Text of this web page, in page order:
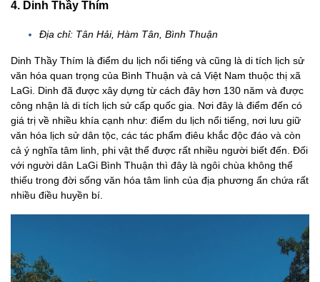
4. Dinh Thầy Thím
Địa chỉ: Tân Hải, Hàm Tân, Bình Thuận
Dinh Thầy Thím là điểm du lịch nổi tiếng và cũng là di tích lịch sử
văn hóa quan trọng của Bình Thuận và cả Việt Nam thuộc thị xã
LaGi. Dinh đã được xây dựng từ cách đây hơn 130 năm và được
công nhận là di tích lịch sử cấp quốc gia. Nơi đây là điểm đến có
giá trị về nhiều khía cạnh như: điểm du lịch nổi tiếng, nơi lưu giữ
văn hóa lịch sử dân tộc, các tác phẩm điêu khắc độc đáo và còn
cả ý nghĩa tâm linh, phi vật thể được rất nhiều người biết đến. Đối
với người dân LaGi Bình Thuận thì đây là ngôi chùa không thể
thiếu trong đời sống văn hóa tâm linh của địa phương ẩn chứa rất
nhiều điều huyền bí.